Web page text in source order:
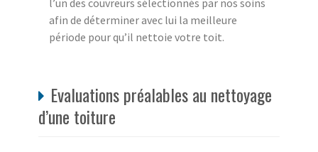
l’un des couvreurs sélectionnés par nos soins
afin de déterminer avec lui la meilleure
période pour qu’il nettoie votre toit.
Evaluations préalables au nettoyage
d’une toiture